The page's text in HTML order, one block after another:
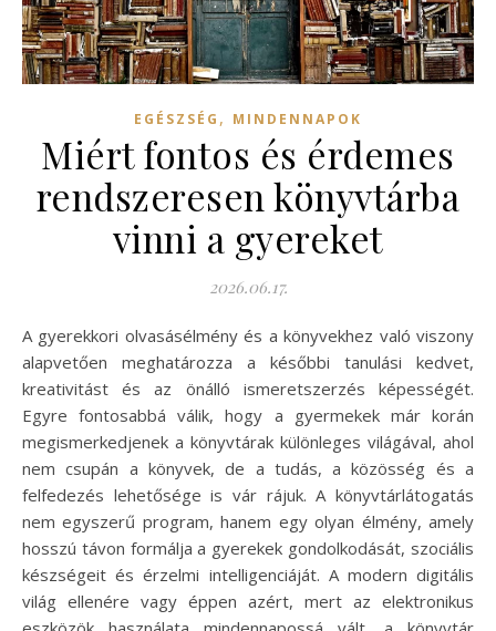
EGÉSZSÉG , MINDENNAPOK
Miért fontos és érdemes
rendszeresen könyvtárba
vinni a gyereket
2026.06.17.
A gyerekkori olvasásélmény és a könyvekhez való viszony
alapvetően meghatározza a későbbi tanulási kedvet,
kreativitást és az önálló ismeretszerzés képességét.
Egyre fontosabbá válik, hogy a gyermekek már korán
megismerkedjenek a könyvtárak különleges világával, ahol
nem csupán a könyvek, de a tudás, a közösség és a
felfedezés lehetősége is vár rájuk. A könyvtárlátogatás
nem egyszerű program, hanem egy olyan élmény, amely
hosszú távon formálja a gyerekek gondolkodását, szociális
készségeit és érzelmi intelligenciáját. A modern digitális
világ ellenére vagy éppen azért, mert az elektronikus